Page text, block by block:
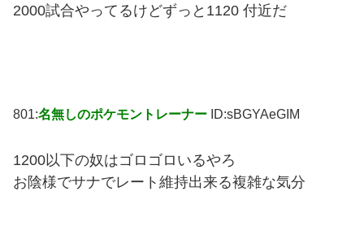
2000試合やってるけどずっと1120 付近だ
801:名無しのポケモントレーナー ID:sBGYAeGIM
1200以下の奴はゴロゴロいるやろ
お陰様でサナでレート維持出来る複雑な気分